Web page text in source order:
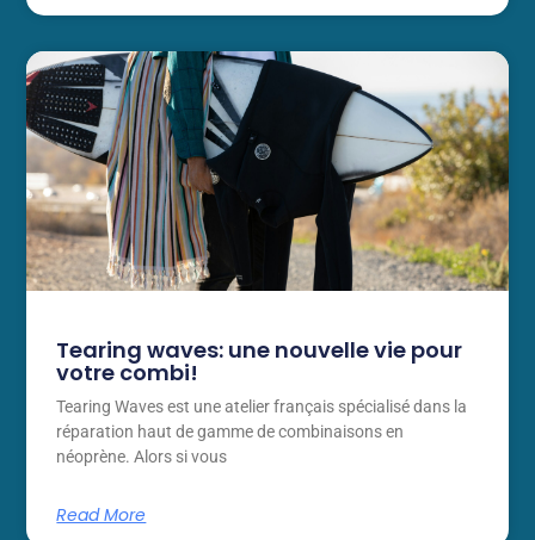
Tearing waves: une nouvelle vie pour
votre combi!
Tearing Waves est une atelier français spécialisé dans la
réparation haut de gamme de combinaisons en
néoprène. Alors si vous
Read More